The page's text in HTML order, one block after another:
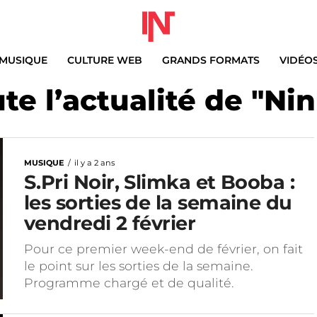
CULTURE WEB GRANDS FORMATS
l’actualité de
MUSIQUE il y a 2 ans
S.Pri Noir, Slimka et Booba :
les sorties de la semaine du
vendredi 2 février
Pour ce premier week-end de février, on fait
le point sur les sorties de la semaine.
Programme chargé et de qualité.